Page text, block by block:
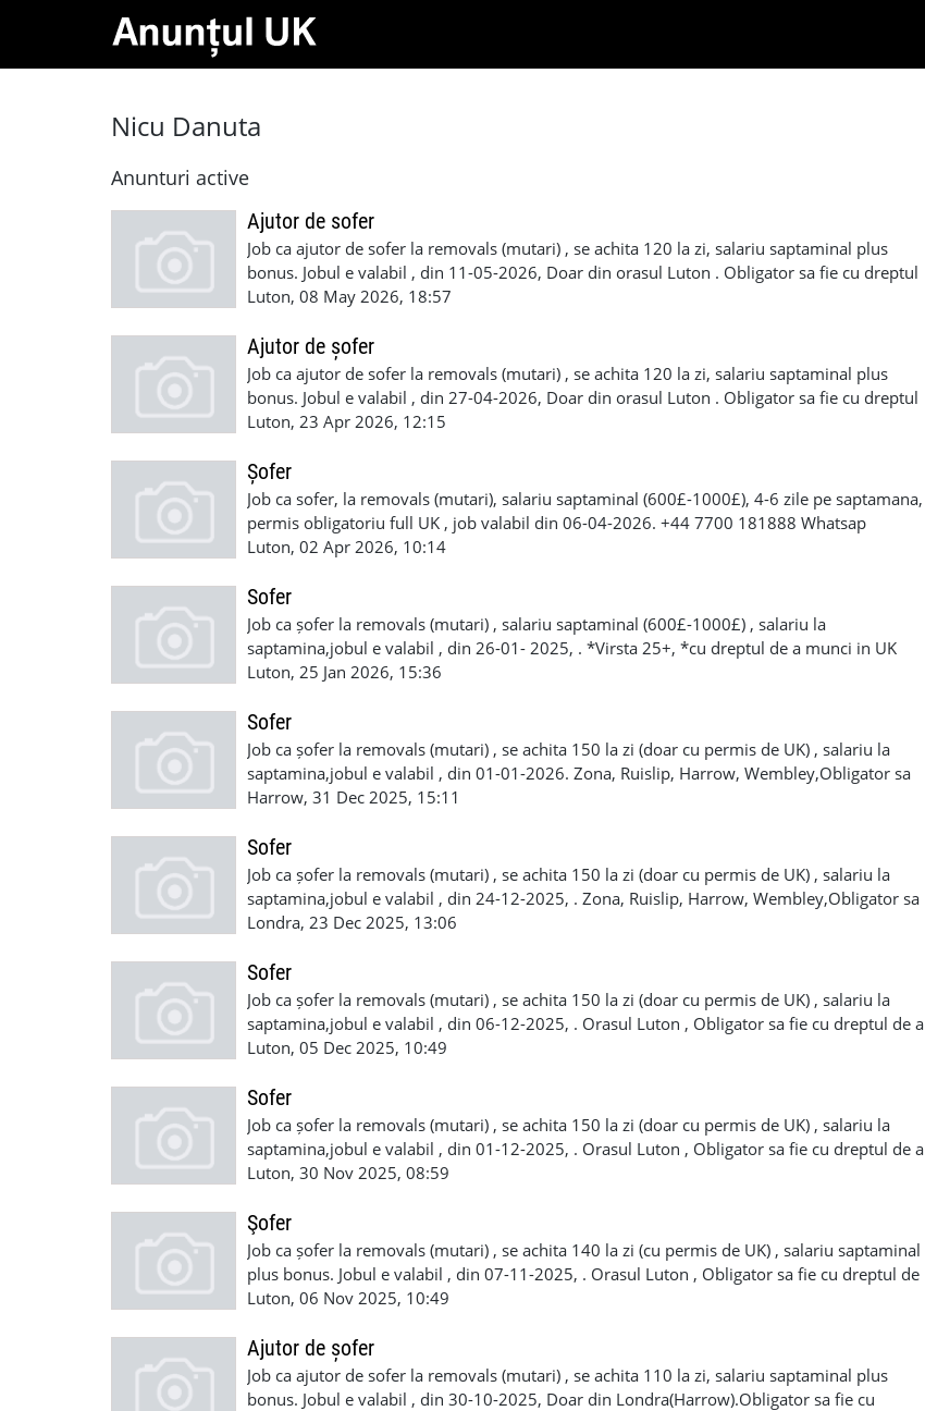
Nicu Danuta
Anunturi active
Ajutor de sofer
Job ca ajutor de sofer la removals (mutari) , se achita 120 la zi, salariu saptaminal plus
bonus. Jobul e valabil , din 11-05-2026, Doar din orasul Luton . Obligator sa fie cu dreptul
de a munci in UK Plata saptaminal , depozit 1 saptamana. Tell de contact pe WhatsApp
Luton, 08 May 2026, 18:57
Ajutor de șofer
Job ca ajutor de sofer la removals (mutari) , se achita 120 la zi, salariu saptaminal plus
bonus. Jobul e valabil , din 27-04-2026, Doar din orasul Luton . Obligator sa fie cu dreptul
de a munci in UK Plata saptaminal , depozit 1 saptamana. Tell de contact pe WhatsApp
Luton, 23 Apr 2026, 12:15
Șofer
Job ca sofer, la removals (mutari), salariu saptaminal (600£-1000£), 4-6 zile pe saptamana,
permis obligatoriu full UK , job valabil din 06-04-2026. +44 7700 181888 Whatsap
+447754269573
Luton, 02 Apr 2026, 10:14
Sofer
Job ca șofer la removals (mutari) , salariu saptaminal (600£-1000£) , salariu la
saptamina,jobul e valabil , din 26-01- 2025, . *Virsta 25+, *cu dreptul de a munci in UK
*permis de uk *exeperienta ar fi un avantaj Tell de contact +44 7754 269 573 whatsap
Luton, 25 Jan 2026, 15:36
Sofer
Job ca șofer la removals (mutari) , se achita 150 la zi (doar cu permis de UK) , salariu la
saptamina,jobul e valabil , din 01-01-2026. Zona, Ruislip, Harrow, Wembley,Obligator sa
fie cu dreptul de a munci in UK Plata saptaminal , depozit 1 saptamana. Tell de contact +44
Harrow, 31 Dec 2025, 15:11
Sofer
Job ca șofer la removals (mutari) , se achita 150 la zi (doar cu permis de UK) , salariu la
saptamina,jobul e valabil , din 24-12-2025, . Zona, Ruislip, Harrow, Wembley,Obligator sa
fie cu dreptul de a munci in UK Plata saptaminal , depozit 1 saptamana. Tell de contact +44
Londra, 23 Dec 2025, 13:06
Sofer
Job ca șofer la removals (mutari) , se achita 150 la zi (doar cu permis de UK) , salariu la
saptamina,jobul e valabil , din 06-12-2025, . Orasul Luton , Obligator sa fie cu dreptul de a
munci in UK Plata saptaminal , depozit 1 saptamana. Tell de contact +44 7551 752579
Luton, 05 Dec 2025, 10:49
Sofer
Job ca șofer la removals (mutari) , se achita 150 la zi (doar cu permis de UK) , salariu la
saptamina,jobul e valabil , din 01-12-2025, . Orasul Luton , Obligator sa fie cu dreptul de a
munci in UK Plata saptaminal , depozit 1 saptamana. Tell de contact +44 7551 752579
Luton, 30 Nov 2025, 08:59
Şofer
Job ca șofer la removals (mutari) , se achita 140 la zi (cu permis de UK) , salariu saptaminal
plus bonus. Jobul e valabil , din 07-11-2025, . Orasul Luton , Obligator sa fie cu dreptul de
a munci in UK Plata saptaminal , depozit 1 saptamana. Tell de contact +44 7551 752579
Luton, 06 Nov 2025, 10:49
Ajutor de șofer
Job ca ajutor de sofer la removals (mutari) , se achita 110 la zi, salariu saptaminal plus
bonus. Jobul e valabil , din 30-10-2025, Doar din Londra(Harrow).Obligator sa fie cu